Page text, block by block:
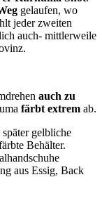
gelaufen, wo
jeder zweiten
auch- mittlerweile
auch zu
färbt extrem ab.
gelbliche
Behälter.
aus Essig, Back